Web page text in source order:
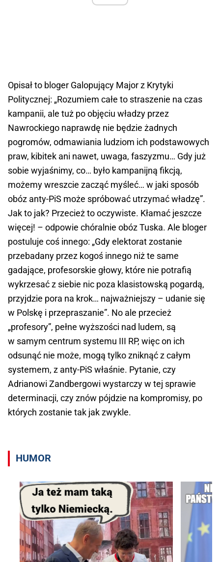
Opisał to bloger Galopujący Major z Krytyki
Politycznej: „Rozumiem całe to straszenie na czas
kampanii, ale tuż po objęciu władzy przez
Nawrockiego naprawdę nie będzie żadnych
pogromów, odmawiania ludziom ich podstawowych
praw, kibitek ani nawet, uwaga, faszyzmu… Gdy już
sobie wyjaśnimy, co… było kampanijną fikcją,
możemy wreszcie zacząć myśleć… w jaki sposób
obóz anty-PiS może spróbować utrzymać władzę”.
Jak to jak? Przecież to oczywiste. Kłamać jeszcze
więcej! – odpowie chóralnie obóz Tuska. Ale bloger
postuluje coś innego: „Gdy elektorat zostanie
przebadany przez kogoś innego niż te same
gadające, profesorskie głowy, które nie potrafią
wykrzesać z siebie nic poza klasistowską pogardą,
przyjdzie pora na krok… najważniejszy – udanie się
w Polskę i przepraszanie”. No ale przecież
„profesory”, pełne wyższości nad ludem, są
w samym centrum systemu III RP, więc on ich
odsunąć nie może, mogą tylko zniknąć z całym
systemem, z anty-PiS właśnie. Pytanie, czy
Adrianowi Zandbergowi wystarczy w tej sprawie
determinacji, czy znów pójdzie na kompromisy, po
których zostanie tak jak zwykle.
HUMOR